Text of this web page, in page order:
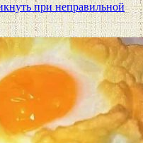
при неправильной